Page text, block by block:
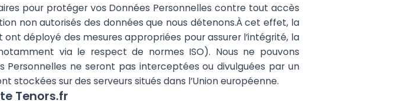
pour protéger vos Données Personnelles contre tout accès
non autorisés des données que nous détenons.À cet effet, la
déployé des mesures appropriées pour assurer l’intégrité, la
via le respect de normes ISO). Nous ne pouvons
ne seront pas interceptées ou divulguées par un
stockées sur des serveurs situés dans l’Union européenne.
Tenors.fr